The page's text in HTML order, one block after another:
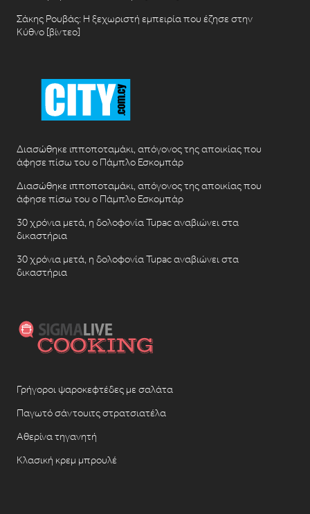
Σάκης Ρουβάς: Η ξεχωριστή εμπειρία που έζησε στην
Κύθνο [βίντεο]
Διασώθηκε ιπποποταμάκι, απόγονος της αποικίας που
άφησε πίσω του ο Πάμπλο Εσκομπάρ
Διασώθηκε ιπποποταμάκι, απόγονος της αποικίας που
άφησε πίσω του ο Πάμπλο Εσκομπάρ
30 χρόνια μετά, η δολοφονία Tupac αναβιώνει στα
δικαστήρια
30 χρόνια μετά, η δολοφονία Tupac αναβιώνει στα
δικαστήρια
Γρήγοροι ψαροκεφτέδες με σαλάτα
Παγωτό σάντουιτς στρατσιατέλα
Αθερίνα τηγανητή
Κλασική κρεμ μπρουλέ